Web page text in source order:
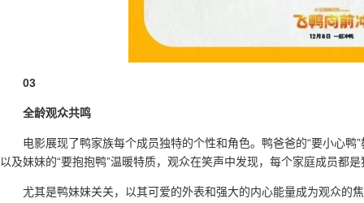
03
全龄观众共鸣
电影展现了鸭家族每个成员独特的个性和角色。鸭爸爸的“要小心鸭
以及妹妹的“要抱抱鸭”温暖特质，观众在笑声中发现，每个家庭成员都
尤其是鸭妹妹关关，以其可爱的外表和强大的内心能量成为观众的